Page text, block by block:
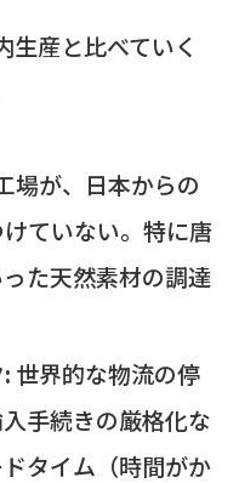
生産と比べていく
場が、日本からの
ていない。特に唐
た天然素材の調達
世界的な物流の停
手続きの厳格化な
タイム（時間がか